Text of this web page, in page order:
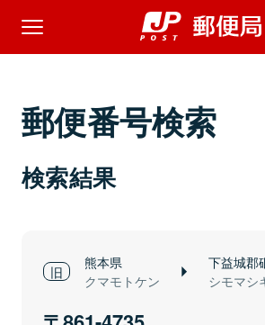
郵便番号検索
検索結果
熊本県
クマモトケン
下益城郡
シモマシ